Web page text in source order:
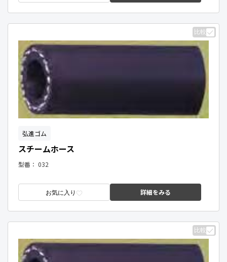
比較
弘進ゴム
スチームホース
型番： 032
お気に入り 詳細をみる
比較